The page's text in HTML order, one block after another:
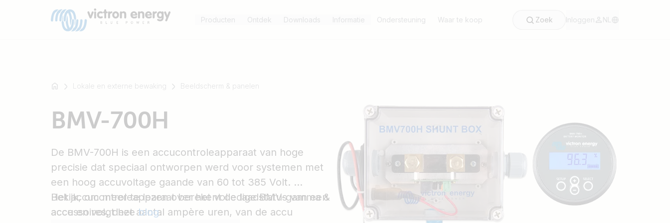
Producten Ontdek Downloads Informatie Ondersteuning Waar te koop Zoek Inloggen NL
Lokale en externe bewaking Beeldscherm & panelen
BMV-700H
De BMV-700H is een accucontroleapparaat van hoge
precisie dat speciaal ontworpen werd voor systemen met
een hoog accuvoltage gaande van 60 tot 385 Volt.
Het accucontroleapparaat berekent de laadstatus van een
accu en volgt het aantal ampère uren, van de accu
Bekijk, om meer te lezen over het volledige BMV-gamma &
accessoires, dezeblog.